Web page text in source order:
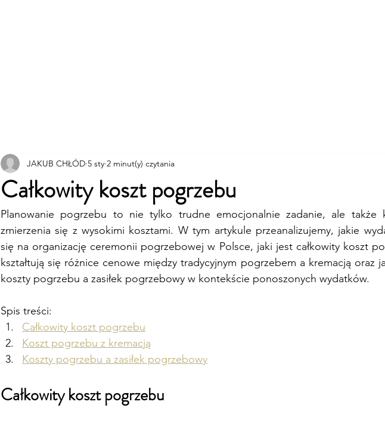
Całkowity koszt pogrzebu
JAKUB CHŁÓD 5 sty 2 minut(y) czytania
Planowanie pogrzebu to nie tylko trudne emocjonalnie zadanie, ale także
zmierzenia się z wysokimi kosztami. W tym artykule przeanalizujemy, jakie
się na organizację ceremonii pogrzebowej w Polsce, jaki jest całkowity koszt
kształtują się różnice cenowe między tradycyjnym pogrzebem a kremacją oraz
koszty pogrzebu a zasiłek pogrzebowy w kontekście ponoszonych wydatków.
Spis treści:
Całkowity koszt pogrzebu
Koszt pogrzebu z kremacją
Koszty pogrzebu a zasiłek pogrzebowy
Całkowity koszt pogrzebu